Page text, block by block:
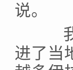
说。
我
进了当